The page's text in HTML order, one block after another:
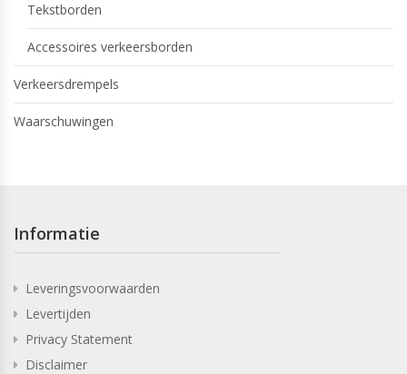
Tekstborden
Accessoires verkeersborden
Verkeersdrempels
Waarschuwingen
Informatie
Leveringsvoorwaarden
Levertijden
Privacy Statement
Disclaimer